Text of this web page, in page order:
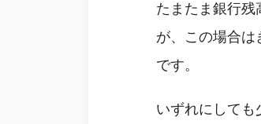
たまたま銀行残
が、この場合は
です。
いずれにしても